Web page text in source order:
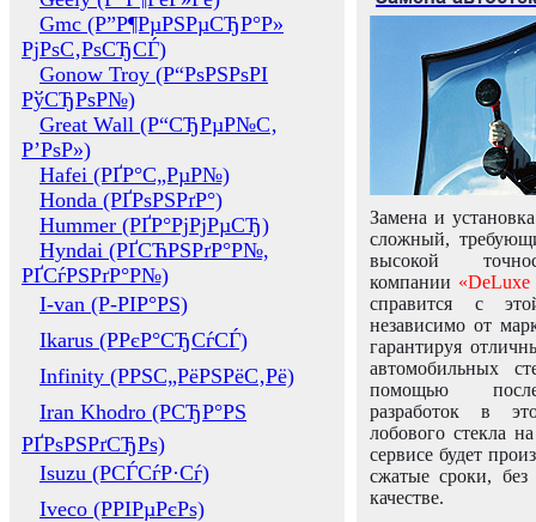
Gmc (Р”Р¶РµРЅРµСЂР°Р»
РјРѕС‚РѕСЂСЃ)
Gonow Troy (Р“РѕРЅРѕРІ
РўСЂРѕР№)
Great Wall (Р“СЂРµР№С‚
Р’РѕР»)
Hafei (РҐР°С„РµР№)
Honda (РҐРѕРЅРґР°)
Hummer (РҐР°РјРјРµСЂ)
Hyndai (РҐСЋРЅРґР°Р№,
РҐСѓРЅРґР°Р№)
I-van (Р-РІР°РЅ)
Ikarus (РРєР°СЂСѓСЃ)
Infinity (РРЅС„РёРЅРёС‚Рё)
Iran Khodro (РСЂР°РЅ
РҐРѕРЅРґСЂРѕ)
Isuzu (РСЃСѓР·Сѓ)
Iveco (РРІРµРєРѕ)
Замена и
сложный,
высокой
компании «DeLuxe
справится с
независимо от
гарантируя
автомобильных
помощью
разработок в
лобового стекла
сервисе будет
сжатые сроки,
качестве.